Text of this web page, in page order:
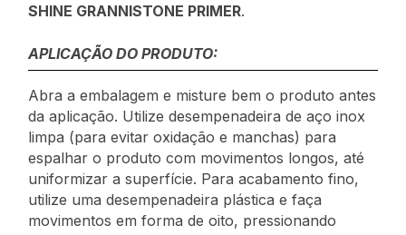
SHINE GRANNISTONE PRIMER.
APLICAÇÃO DO PRODUTO:
Abra a embalagem e misture bem o produto antes
da aplicação. Utilize desempenadeira de aço inox
limpa (para evitar oxidação e manchas) para
espalhar o produto com movimentos longos, até
uniformizar a superfície. Para acabamento fino,
utilize uma desempenadeira plástica e faça
movimentos em forma de oito, pressionando